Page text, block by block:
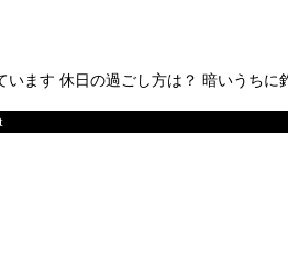
ます 休日の過ごし方は？ 暗いうち